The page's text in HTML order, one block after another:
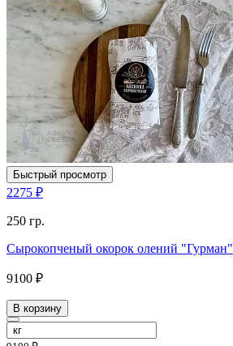
Быстрый просмотр
2275 ₽
250 гр.
Сырокопченый окорок олений "Гурман"
9100 ₽
В корзину